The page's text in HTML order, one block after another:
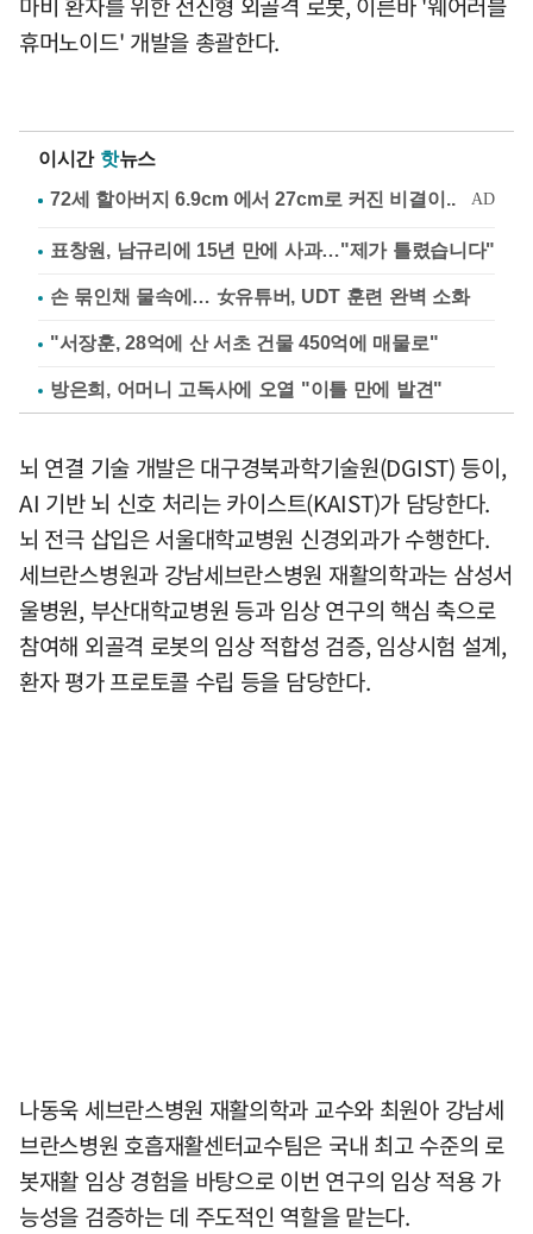
휴머노이드' 개발을 총괄한다.
이시간 핫뉴스
표창원, 남규리에 15년 만에 사과…"제가 틀렸습니다"
손 묶인채 물속에… 女유튜버, UDT 훈련 완벽 소화
"서장훈, 28억에 산 서초 건물 450억에 매물로"
방은희, 어머니 고독사에 오열 "이틀 만에 발견"
뇌 연결 기술 개발은 대구경북과학기술원(DGIST) 등이,
AI 기반 뇌 신호 처리는 카이스트(KAIST)가 담당한다.
뇌 전극 삽입은 서울대학교병원 신경외과가 수행한다.
세브란스병원과 강남세브란스병원 재활의학과는 삼성서
울병원, 부산대학교병원 등과 임상 연구의 핵심 축으로
참여해 외골격 로봇의 임상 적합성 검증, 임상시험 설계,
환자 평가 프로토콜 수립 등을 담당한다.
나동욱 세브란스병원 재활의학과 교수와 최원아 강남세
브란스병원 호흡재활센터교수팀은 국내 최고 수준의 로
봇재활 임상 경험을 바탕으로 이번 연구의 임상 적용 가
능성을 검증하는 데 주도적인 역할을 맡는다.